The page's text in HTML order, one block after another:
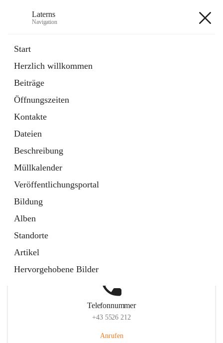
Laterns
Navigation
Start
Herzlich willkommen
Beiträge
Öffnungszeiten
Kontakte
Dateien
Beschreibung
Müllkalender
Veröffentlichungsportal
Bildung
Alben
Standorte
Artikel
Hervorgehobene Bilder
11 Schnellzugriffe
Soziales
1 Schnellzugriff
Telefonnummer
+43 5526 212
Anrufen